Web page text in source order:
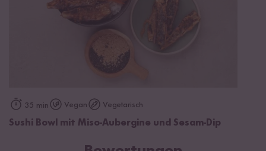
35 min Vegan Vegetarisch
Sushi Bowl mit Miso-Aubergine und Sesam-Dip